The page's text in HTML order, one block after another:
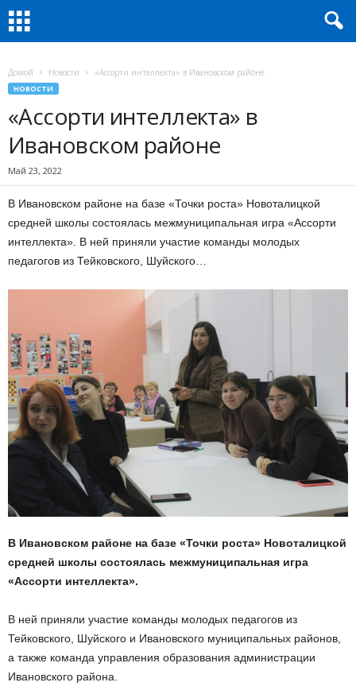
Домой Новости «Ассорти интеллекта» в Ивановском районе
НОВОСТИ
«Ассорти интеллекта» в
Ивановском районе
Май 23, 2022
В Ивановском районе на базе «Точки роста» Новоталицкой
средней школы состоялась межмуниципальная игра «Ассорти
интеллекта». В ней приняли участие команды молодых
педагогов из Тейковского, Шуйского…
В Ивановском районе на базе «Точки роста» Новоталицкой
средней школы состоялась межмуниципальная игра
«Ассорти интеллекта».
В ней приняли участие команды молодых педагогов из
Тейковского, Шуйского и Ивановского муниципальных районов,
а также команда управления образования администрации
Ивановского района.